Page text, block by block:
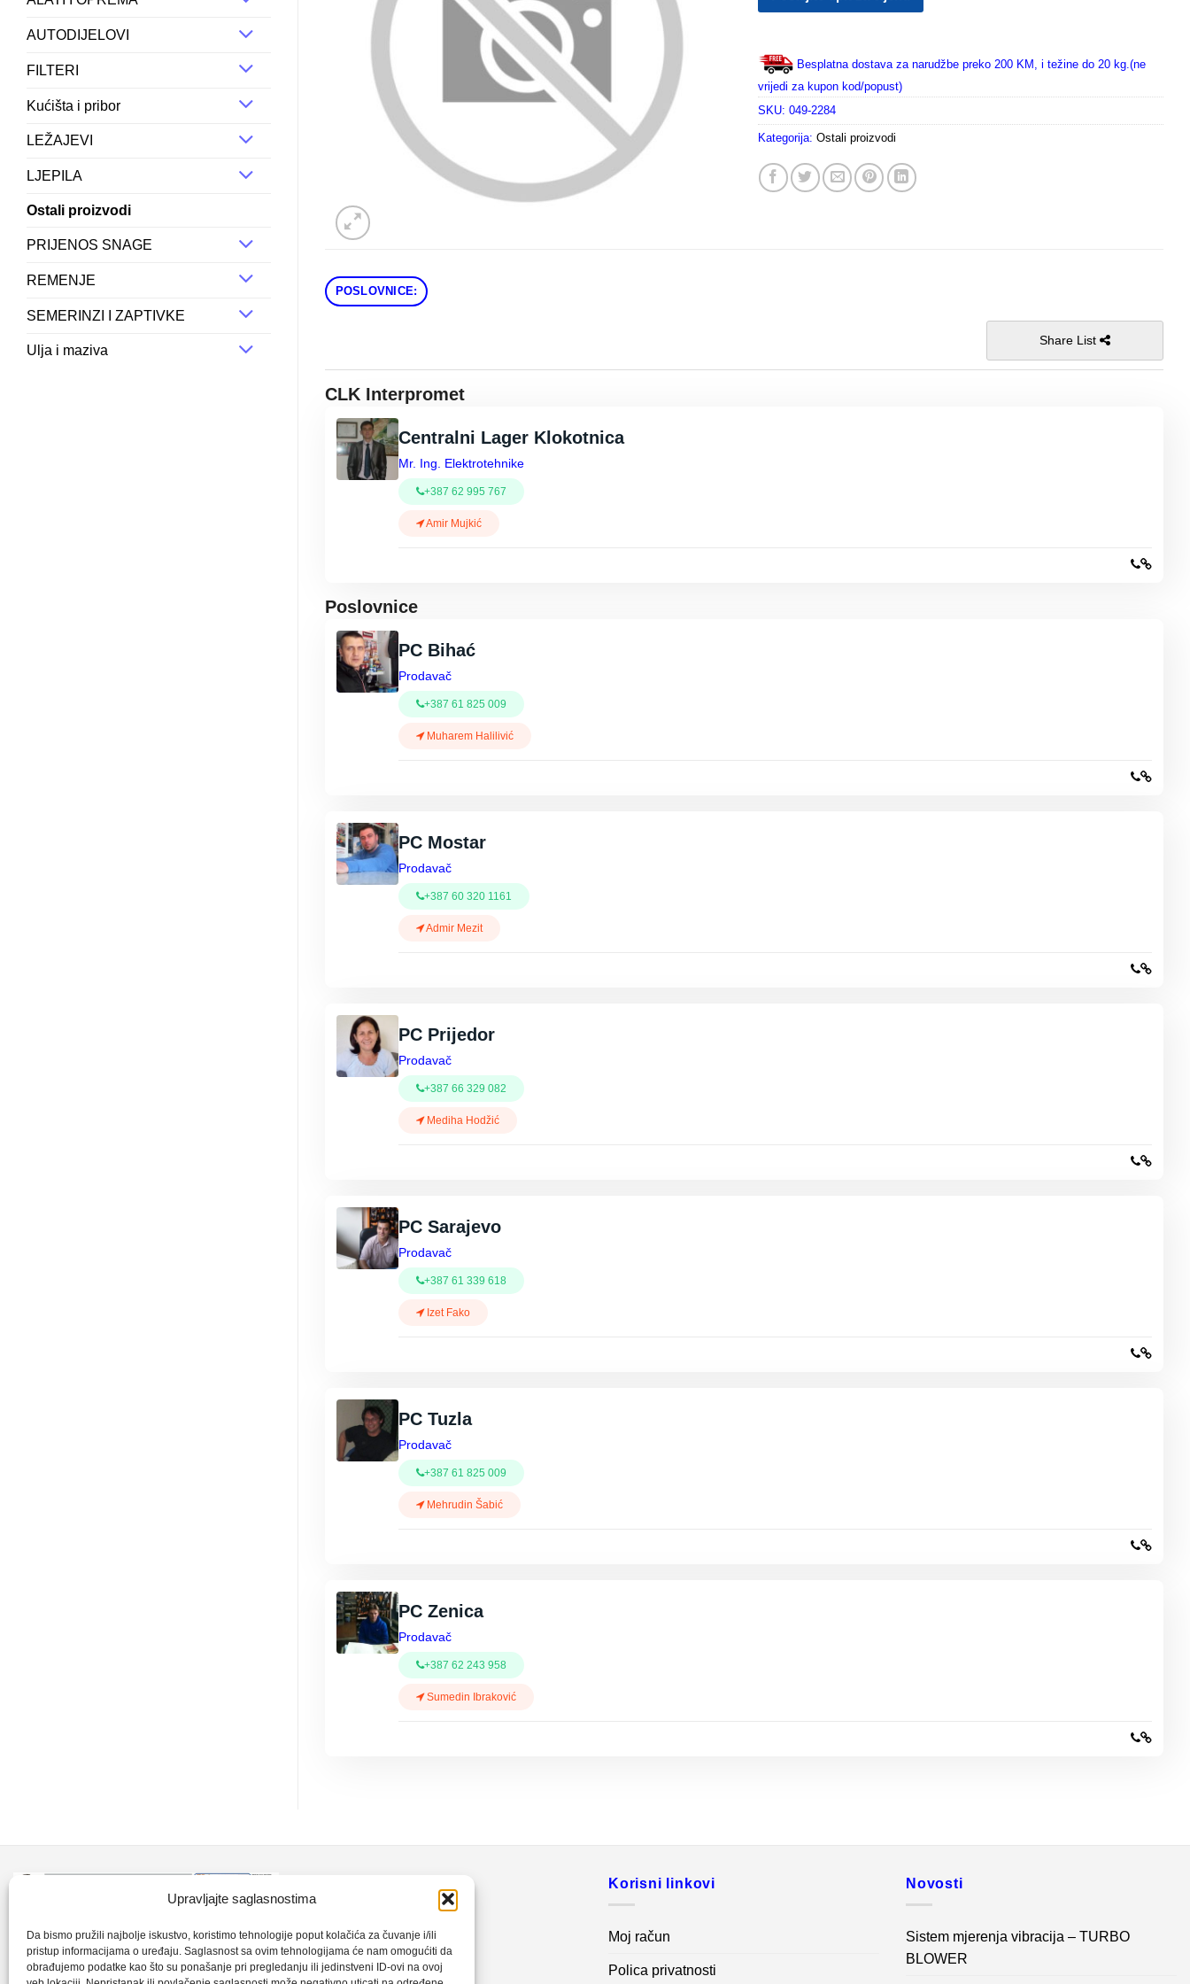
Upravljajte saglasnostima
Da bismo pružili najbolje iskustvo, koristimo tehnologije poput kolačića za čuvanje i/ili
pristup informacijama o uređaju. Saglasnost sa ovim tehnologijama će nam omogućiti da
obrađujemo podatke kao što su ponašanje pri pregledanju ili jedinstveni ID-ovi na ovoj
AUTODIJELOVI
FILTERI
Kućišta i pribor
LEŽAJEVI
LJEPILA
Ostali proizvodi
PRIJENOS SNAGE
REMENJE
SEMERINZI I ZAPTIVKE
Ulja i maziva
Besplatna dostava za narudžbe preko 200 KM, i težine do 20 kg.(ne
vrijedi za kupon kod/popust)
SKU: 049-2284
Kategorija: Ostali proizvodi
POSLOVNICE:
Share List
CLK Interpromet
Centralni Lager Klokotnica
Mr. Ing. Elektrotehnike
+387 62 995 767
Amir Mujkić
Poslovnice
PC Bihać
Prodavač
+387 61 825 009
Muharem Halilivić
PC Mostar
Prodavač
+387 60 320 1161
Admir Mezit
PC Prijedor
Prodavač
+387 66 329 082
Mediha Hodžić
PC Sarajevo
Prodavač
+387 61 339 618
Izet Fako
PC Tuzla
Prodavač
+387 61 825 009
Mehrudin Šabić
PC Zenica
Prodavač
+387 62 243 958
Sumedin Ibraković
CLK-Interpromet d.o.o. posluje u sastavu
grupe SKF distributera od 1996. godine,
gdje s ponosom mozemo reci da smo
+387 35 720 560
clkm@bih.net.ba
Korisni linkovi
Moj račun
Polica privatnosti
Novosti
Sistem mjerenja vibracija – TURBO
BLOWER